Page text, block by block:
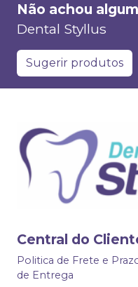
Não achou
Dental Styllus
Sugerir produtos
Central do
Politica de Frete e
de Entrega